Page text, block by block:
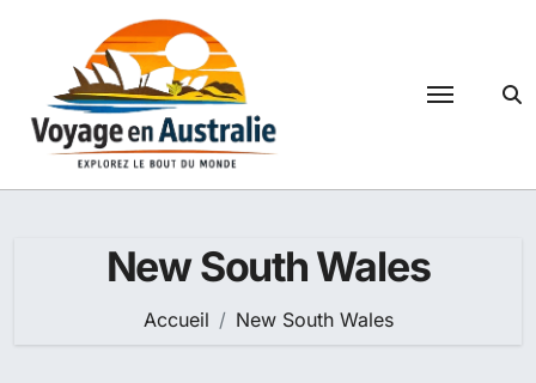
New South Wales
Accueil New South Wales